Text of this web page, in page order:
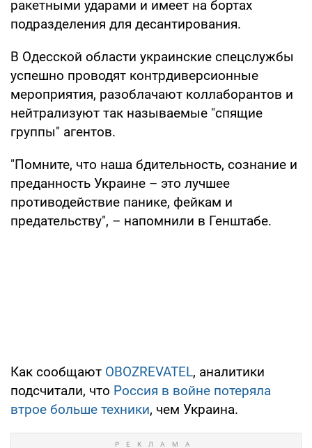
ракетными ударами и имеет на бортах
подразделения для десантирования.
В Одесской области украинские спецслужбы
успешно проводят контрдиверсионные
мероприятия, разоблачают коллаборантов и
нейтрализуют так называемые "спящие
группы" агентов.
"Помните, что наша бдительность, сознание и
преданность Украине – это лучшее
противодействие панике, фейкам и
предательству", – напомнили в Генштабе.
Как сообщают OBOZREVATEL, аналитики
подсчитали, что Россия в войне потеряла
втрое больше техники, чем Украина.